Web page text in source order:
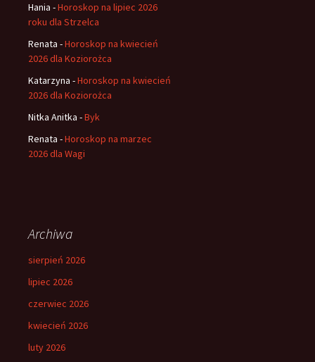
Hania -Horoskop na lipiec 2026
roku dla Strzelca
Renata -Horoskop na kwiecień
2026 dla Koziorożca
Katarzyna -Horoskop na kwiecień
2026 dla Koziorożca
Nitka Anitka -Byk
Renata -Horoskop na marzec
2026 dla Wagi
Archiwa
sierpień 2026
lipiec 2026
czerwiec 2026
kwiecień 2026
luty 2026